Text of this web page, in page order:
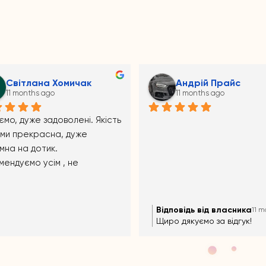
Mala_07 Melniik
11 months ago
Аноним
11 months ago
Відповідь від власника11
Щиро дякуємо за відгук!!!))